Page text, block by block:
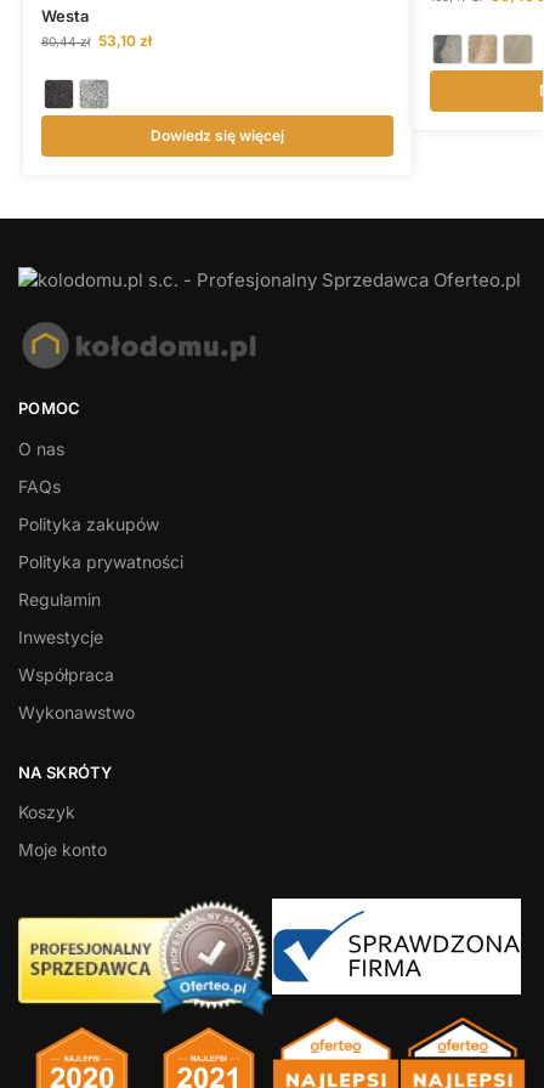
Westa
80,44zł 53,10 zł
Dowiedz się więcej
POMOC
O nas
FAQs
Polityka zakupów
Polityka prywatności
Regulamin
Inwestycje
Współpraca
Wykonawstwo
NA SKRÓTY
Koszyk
Moje konto